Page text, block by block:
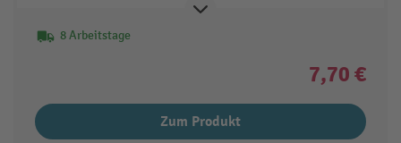
8 Arbeitstage
7,70 €
Zum Produkt